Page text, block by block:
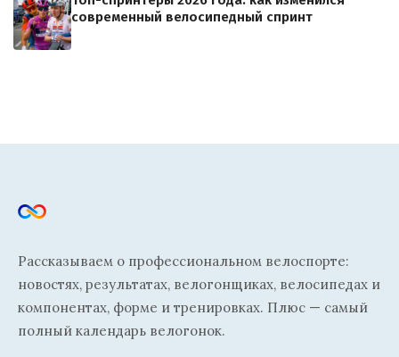
современный велосипедный спринт
Рассказываем о профессиональном велоспорте:
новостях, результатах, велогонщиках, велосипедах и
компонентах, форме и тренировках. Плюс — самый
полный календарь велогонок.